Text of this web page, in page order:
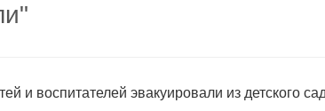
и воспитателей эвакуировали из детского